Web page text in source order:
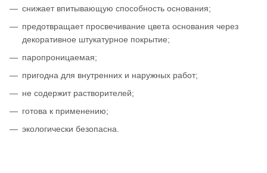
снижает впитывающую способность основания;
предотвращает просвечивание цвета основания через
декоративное штукатурное покрытие;
паропроницаемая;
пригодна для внутренних и наружных работ;
не содержит растворителей;
готова к применению;
экологически безопасна.